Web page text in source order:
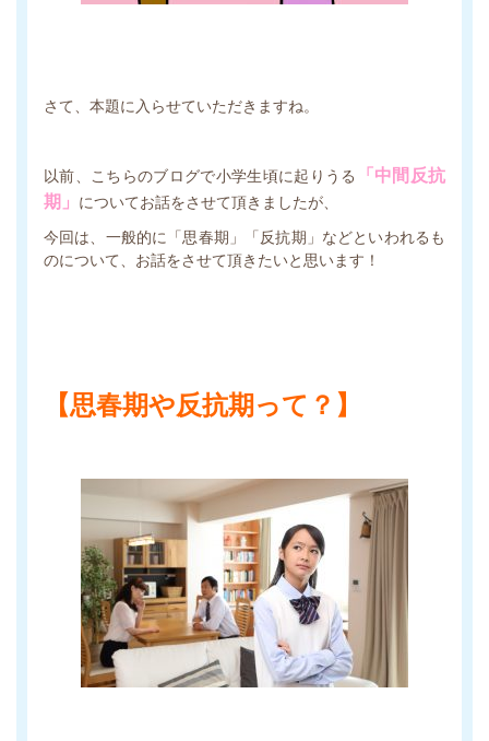
さて、本題に入らせていただきますね。
以前、こちらのブログで小学生頃に起りうる 「中間反抗
期」 についてお話をさせて頂きましたが、
今回は、一般的に「思春期」「反抗期」などといわれるも
のについて、お話をさせて頂きたいと思います！
【思春期や反抗期って？】